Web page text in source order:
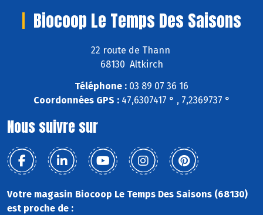
Biocoop Le Temps Des Saisons
22 route de Thann
68130 Altkirch
Téléphone : 03 89 07 36 16
Coordonnées GPS :47,6307417 ° , 7,2369737 °
Nous suivre sur
Votre magasin Biocoop Le Temps Des Saisons (68130)
est proche de :